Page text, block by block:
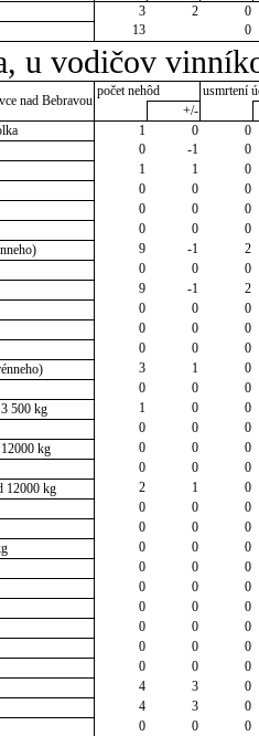
3 2
0
13 0
u vodičov
nad Bebravou
počet nehôd
usmrtení
+/-
1 0
0
0 -1
0
1 1
0
0 0
0
0 0
0
0 0
0
9 -1
2
0 0
0
9 -1
2
0 0
0
0 0
0
0 0
0
3 1
0
0 0
0
500 kg
1 0
0
0 0
0
kg
0 0
0
0 0
0
12000 kg
2 1
0
0 0
0
0 0
0
0 0
0
0 0
0
0 0
0
0 0
0
0 0
0
0 0
0
0 0
0
4 3
0
4 3
0
0 0
0